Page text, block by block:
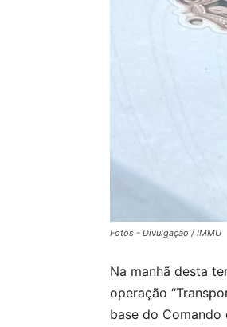
Fotos - Divulgação / IMMU
Na manhã desta
operação
base do